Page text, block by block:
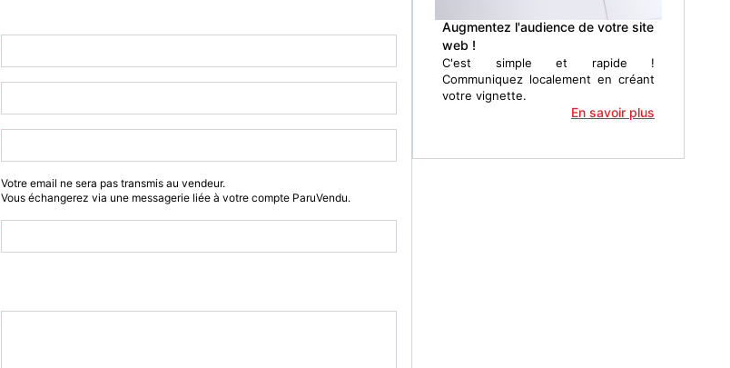
Votre email ne sera pas transmis au vendeur.
Vous échangerez via une messagerie liée à votre compte ParuVendu.
Augmentez l'audience de votre site
web !
C'est simple et rapide !
Communiquez localement en créant
votre vignette.
En savoir plus